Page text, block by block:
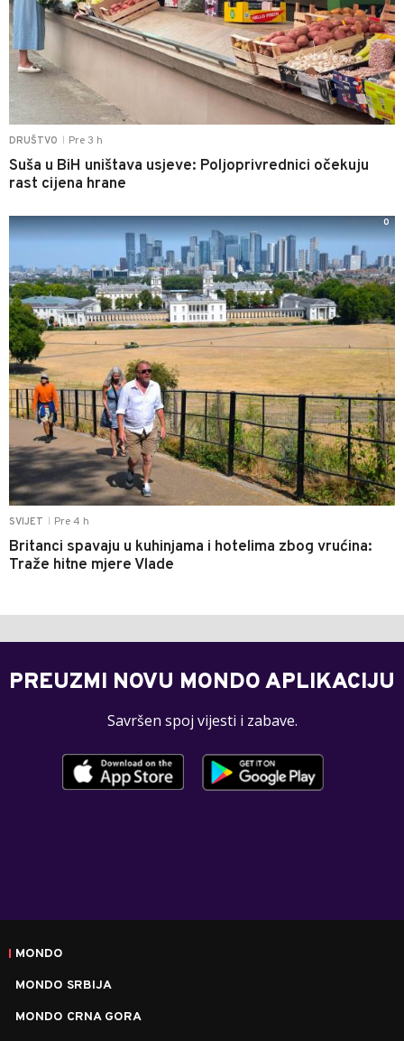
DRUŠTVO Pre 3 h
Suša u BiH uništava usjeve: Poljoprivrednici očekuju
rast cijena hrane
SVIJET Pre 4 h
Britanci spavaju u kuhinjama i hotelima zbog vrućina:
Traže hitne mjere Vlade
0
PREUZMI NOVU MONDO APLIKACIJU
Savršen spoj vijesti i zabave.
MONDO
MONDO SRBIJA
MONDO CRNA GORA